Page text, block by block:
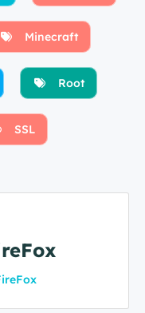
Minecraft
Root
SSL